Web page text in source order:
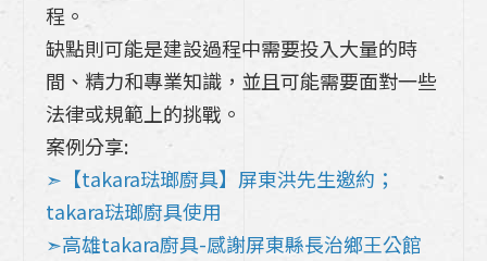
三個指南把「北歐風廚房」做的有質感
程。
缺點則可能是建設過程中需要投入大量的時
間、精力和專業知識，並且可能需要面對一些
法律或規範上的挑戰。
案例分享:
➣【takara琺瑯廚具】屏東洪先生邀約；
takara琺瑯廚具使用
➣高雄takara廚具-感謝屏東縣長治鄉王公館